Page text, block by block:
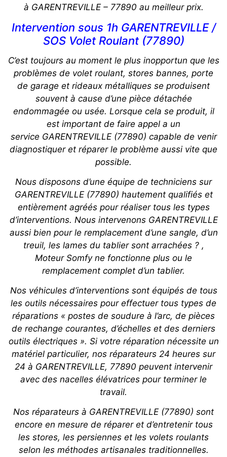
à GARENTREVILLE – 77890 au meilleur prix.
Intervention sous 1h GARENTREVILLE /
SOS Volet Roulant (77890)
C’est toujours au moment le plus inopportun que les
problèmes de volet roulant, stores bannes, porte
de garage et rideaux métalliques se produisent
souvent à cause d’une pièce détachée
endommagée ou usée. Lorsque cela se produit, il
est important de faire appel a un
service GARENTREVILLE (77890) capable de venir
diagnostiquer et réparer le problème aussi vite que
possible.
Nous disposons d’une équipe de techniciens sur
GARENTREVILLE (77890) hautement qualifiés et
entièrement agréés pour réaliser tous les types
d’interventions. Nous intervenons GARENTREVILLE
aussi bien pour le remplacement d’une sangle, d’un
treuil, les lames du tablier sont arrachées ? ,
Moteur Somfy ne fonctionne plus ou le
remplacement complet d’un tablier.
Nos véhicules d’interventions sont équipés de tous
les outils nécessaires pour effectuer tous types de
réparations « postes de soudure à l’arc, de pièces
de rechange courantes, d’échelles et des derniers
outils électriques ». Si votre réparation nécessite un
matériel particulier, nos réparateurs 24 heures sur
24 à GARENTREVILLE, 77890 peuvent intervenir
avec des nacelles élévatrices pour terminer le
travail.
Nos réparateurs à GARENTREVILLE (77890) sont
encore en mesure de réparer et d’entretenir tous
les stores, les persiennes et les volets roulants
selon les méthodes artisanales traditionnelles.